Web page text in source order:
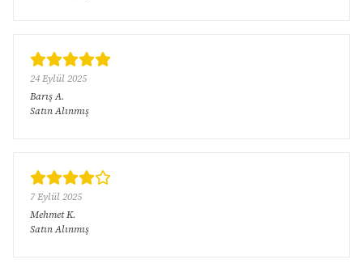
24 Eylül 2025
BarışA.
Satın Alınmış
7 Eylül 2025
MehmetK.
Satın Alınmış